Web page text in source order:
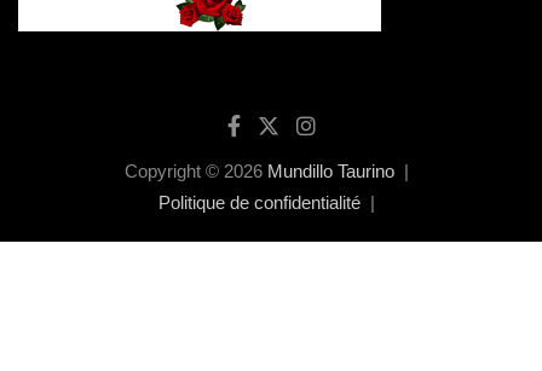
Copyright © 2026 Mundillo Taurino
Politique de confidentialité